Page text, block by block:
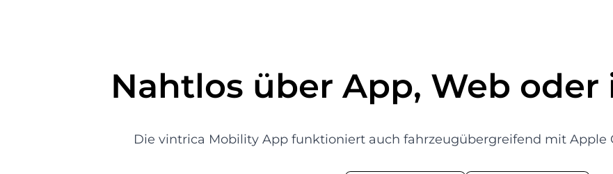
Nahtlos über App, Web oder
Die vintrica Mobility App funktioniert auch fahrzeugübergreifend mit